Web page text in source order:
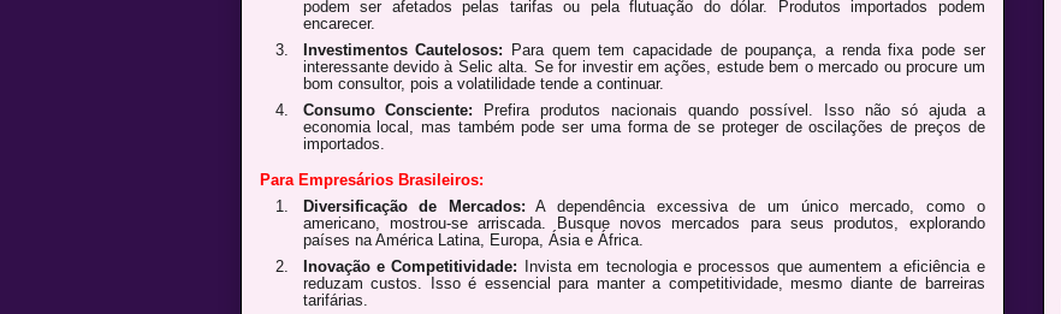
podem ser afetados pelas tarifas ou pela flutuação do dólar. Produtos importados podem
encarecer.
Investimentos Cautelosos: Para quem tem capacidade de poupança, a renda fixa pode ser
interessante devido à Selic alta. Se for investir em ações, estude bem o mercado ou procure um
bom consultor, pois a volatilidade tende a continuar.
Consumo Consciente: Prefira produtos nacionais quando possível. Isso não só ajuda a
economia local, mas também pode ser uma forma de se proteger de oscilações de preços de
importados.
Para Empresários Brasileiros:
Diversificação de Mercados: A dependência excessiva de um único mercado, como o
americano, mostrou-se arriscada. Busque novos mercados para seus produtos, explorando
países na América Latina, Europa, Ásia e África.
Inovação e Competitividade: Invista em tecnologia e processos que aumentem a eficiência e
reduzam custos. Isso é essencial para manter a competitividade, mesmo diante de barreiras
tarifárias.